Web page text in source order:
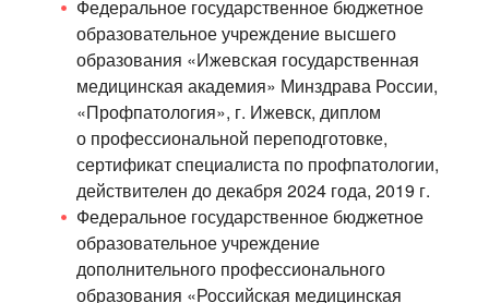
Федеральное государственное бюджетное
образовательное учреждение высшего
образования «Ижевская государственная
медицинская академия» Минздрава России,
«Профпатология», г. Ижевск, диплом
о профессиональной переподготовке,
сертификат специалиста по профпатологии,
действителен до декабря 2024 года, 2019 г.
Федеральное государственное бюджетное
образовательное учреждение
дополнительного профессионального
образования «Российская медицинская